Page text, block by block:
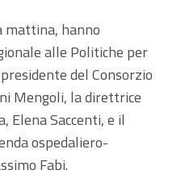
mattina, hanno
alle Politiche per
del Consorzio
Mengoli, la direttrice
Elena Saccenti, e il
ospedaliero-
Fabi.